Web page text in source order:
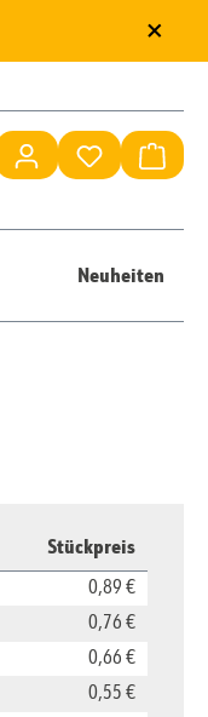
×
Du hast 0
Neuheiten
Stückpreis
0,89 €
0,76 €
0,66 €
0,55 €